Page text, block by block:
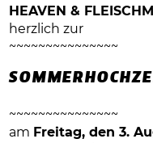
HEAVEN &
herzlich zur
~~~~~~~~~~~~~~~
~~~~~~~~~~~~~~~
am Freitag, den 3.